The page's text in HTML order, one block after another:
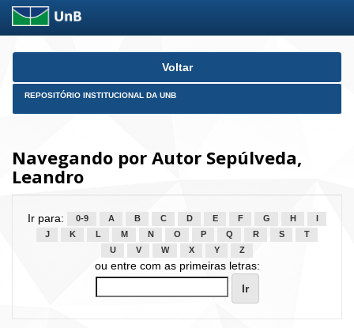
Skip
Voltar
REPOSITÓRIO INSTITUCIONAL DA UNB
Navegando por Autor Sepúlveda,
Leandro
Ir para: 0-9 A B C D E F G H
J
K L M N O P Q R S
T
U
V W X Y Z
ou entre com as primeiras letras: